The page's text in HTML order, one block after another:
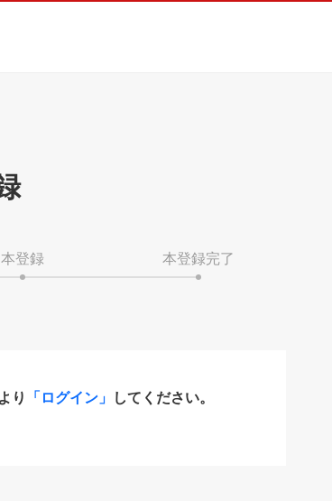
本登録 本登録完了
り 「ログイン」 してください。